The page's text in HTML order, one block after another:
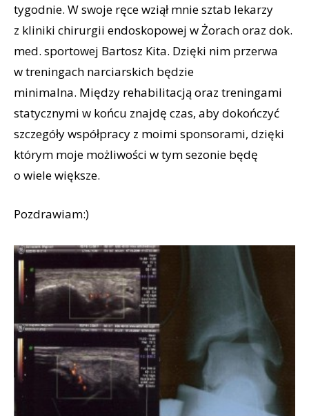
tygodnie. W swoje ręce wziął mnie sztab lekarzy
z kliniki chirurgii endoskopowej w Żorach oraz dok.
med. sportowej Bartosz Kita. Dzięki nim przerwa
w treningach narciarskich będzie
minimalna. Między rehabilitacją oraz treningami
statycznymi w końcu znajdę czas, aby dokończyć
szczegóły współpracy z moimi sponsorami, dzięki
którym moje możliwości w tym sezonie będę
o wiele większe.
Pozdrawiam:)